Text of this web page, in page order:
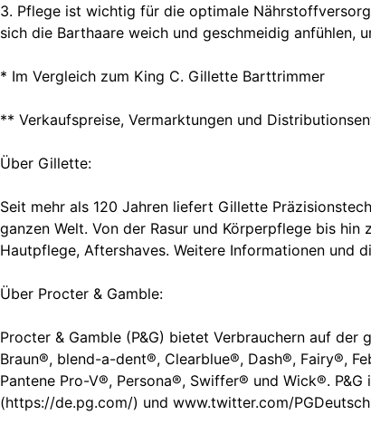
3. Pflege ist wichtig für die optimale
sich die Barthaare weich und geschmeidig anfühlen,
* Im Vergleich zum King C. Gillette Barttrimmer
** Verkaufspreise, Vermarktungen und
Über Gillette:
Seit mehr als 120 Jahren liefert Gillette
ganzen Welt. Von der Rasur und Körperpflege bis
Hautpflege, Aftershaves. Weitere Informationen und
Über Procter & Gamble:
Procter & Gamble (P&G) bietet Verbrauchern auf
Braun®, blend-a-dent®, Clearblue®, Dash®, Fairy®,
Pantene Pro-V®, Persona®, Swiffer® und Wick®.
(https://de.pg.com/) und www.twitter.com/